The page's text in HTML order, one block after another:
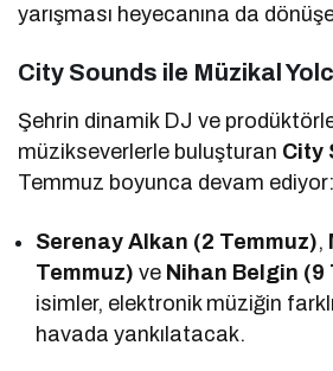
yarışması heyecanına da
City Sounds ile Müzikal
Şehrin dinamik DJ ve
müzikseverlerle buluşturan City
Temmuz boyunca devam ediyor:
Serenay Alkan (2 Temmuz),
Temmuz) ve Nihan Belgin (9
isimler, elektronik müziğin farklı
havada yankılatacak.